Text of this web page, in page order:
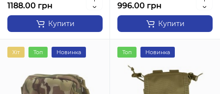
1188.00 грн
Купити
996.00 грн
Купити
Хіт Топ Новинка Топ Новинка